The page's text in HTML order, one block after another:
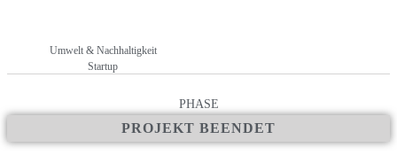
Umwelt & Nachhaltigkeit
Startup
PHASE
PROJEKT BEENDET